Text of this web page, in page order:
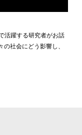
活躍する研究者がお話
社会にどう影響し、